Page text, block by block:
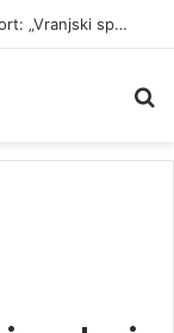
SRCE Vranje traži ostavku većnika za sport: „Vranjski sport na ivici kolapsa“